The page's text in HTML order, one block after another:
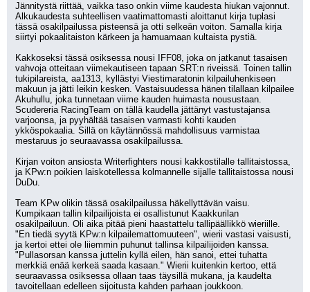
Jännitystä riittää, vaikka taso onkin viime kaudesta hiukan vajonnut.
Alkukaudesta suhteellisen vaatimattomasti aloittanut kirja tuplasi
tässä osakilpailussa pisteensä ja otti selkeän voiton. Samalla kirja
siirtyi pokaalitaiston kärkeen ja hamuamaan kultaista pystiä.
Kakkoseksi tässä osiksessa nousi IFF08, joka on jatkanut tasaisen
vahvoja otteitaan viimekautiseen tapaan SRT:n riveissä. Toinen tallin
tukipilareista, aa1313, kyllästyi Viestimaratonin kilpailuhenkiseen
makuun ja jätti leikin kesken. Vastaisuudessa hänen tilallaan kilpailee
Akuhullu, joka tunnetaan viime kauden huimasta nousustaan.
Scudereria RacingTeam on tällä kaudella jättänyt vastustajansa
varjoonsa, ja pyyhältää tasaisen varmasti kohti kauden
ykköspokaalia. Sillä on käytännössä mahdollisuus varmistaa
mestaruus jo seuraavassa osakilpailussa.
Kirjan voiton ansiosta Writerfighters nousi kakkostilalle tallitaistossa,
ja KPw:n poikien laiskotellessa kolmannelle sijalle tallitaistossa nousi
DuDu.
Team KPw olikin tässä osakilpailussa häkellyttävän vaisu.
Kumpikaan tallin kilpailijoista ei osallistunut Kaakkurilan
osakilpailuun. Oli aika pitää pieni haastattelu tallipäällikkö wieriille.
"En tiedä syytä KPw:n kilpailemattomuuteen", wierii vastasi vaisusti,
ja kertoi ettei ole liiemmin puhunut tallinsa kilpailijoiden kanssa.
"Pullasorsan kanssa juttelin kyllä eilen, hän sanoi, ettei tuhatta
merkkiä enää kerkeä saada kasaan." Wierii kuitenkin kertoo, että
seuraavassa osiksessa ollaan taas täysillä mukana, ja kaudelta
tavoitellaan edelleen sijoitusta kahden parhaan joukkoon.